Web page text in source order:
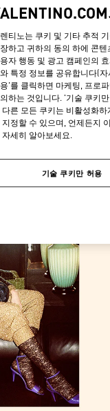
티노는 쿠키 및 기타 추적
하고 귀하의 동의 하에 콘
자 행동 및 광고 캠페인의
특정 정보를 공유합니다(
'를 클릭하면 마케팅, 프로
하는 것입니다. '기술 쿠키
다른 모든 쿠키는 비활성화
지정할 수 있으며, 언제든지
자세히 알아보세요.
기술 쿠키만 허용